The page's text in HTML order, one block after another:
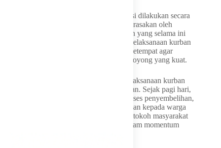
Ia juga menjelaskan bahwa proses distribusi dilakukan secara
merata agar manfaat kurban benar-benar dirasakan oleh
masyarakat luas, termasuk wilayah-wilayah yang selama ini
membutuhkan perhatian lebih. Selain itu, pelaksanaan kurban
dilakukan dengan melibatkan masyarakat setempat agar
tercipta suasana kebersamaan dan gotong royong yang kuat.
Di berbagai lokasi penyaluran, suasana pelaksanaan kurban
berlangsung hangat dan penuh kekeluargaan. Sejak pagi hari,
masyarakat tampak antusias membantu proses penyembelihan,
pengemasan, hingga distribusi daging kurban kepada warga
sekitar. Anak-anak, para orang tua, hingga tokoh masyarakat
turut hadir dan merasakan kebahagiaan dalam momentum